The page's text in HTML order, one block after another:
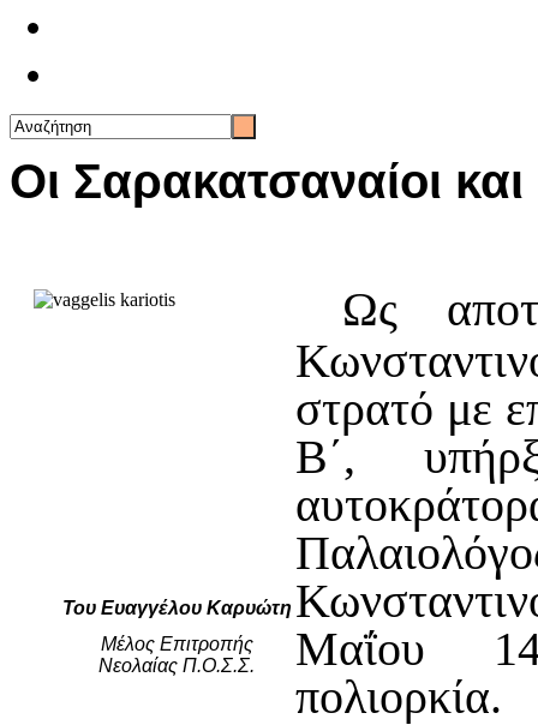
Oι Σαρακατσαναίοι
Του Ευαγγέλου Καρυώτη
Μέλος Επιτροπής
Νεολαίας Π.Ο.Σ.Σ.
Ως
στρατό με
Β΄,
Μαΐου
πολιορκία.